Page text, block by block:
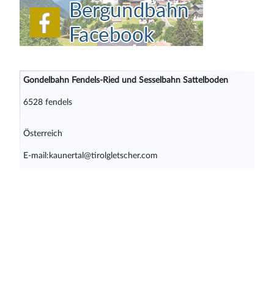
Gondelbahn Fendels-Ried und Sesselbahn Sattelboden
6528 fendels
Österreich
E-mail:kaunertal@tirolgletscher.com